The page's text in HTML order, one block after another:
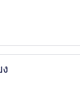
ทำงาน, พื้นที่ทำงา
ห้อง